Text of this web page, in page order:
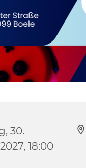
30.
18:00